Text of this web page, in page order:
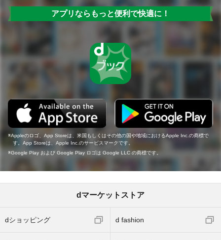
アプリならもっと便利で快適に！
Appleのロゴ、App Storeは、米国もしくはその他の国や地域におけるApple Inc.の商標で
す。App Storeは、Apple Inc.のサービスマークです。
Google Play および Google Play ロゴは Google LLC の商標です。
dマーケットストア
dショッピング d fashion